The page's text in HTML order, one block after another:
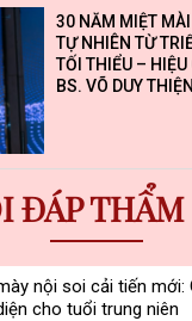
30 NĂM MIỆT
TỰ NHIÊN TỪ
TỐI THIỂU – HIỆU
BS. VÕ DUY THIỆN
ĐÁP
nội soi cải tiến mới:
cho tuổi trung niên